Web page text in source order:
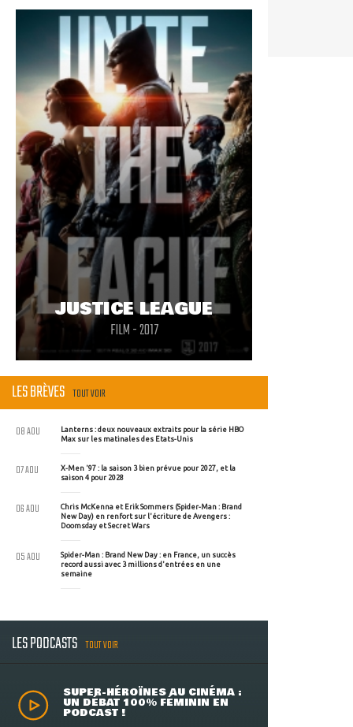
JUSTICE LEAGUE
FILM - 2017
LES BRÈVES TOUT VOIR
Lanterns : deux nouveaux extraits pour la série HBO
Max sur les matinales des Etats-Unis
08 AOU
X-Men '97 : la saison 3 bien prévue pour 2027, et la
saison 4 pour 2028
07 AOU
Chris McKenna et Erik Sommers (Spider-Man : Brand
New Day) en renfort sur l'écriture de Avengers :
Doomsday et Secret Wars
06 AOU
Spider-Man : Brand New Day : en France, un succès
record aussi avec 3 millions d'entrées en une
semaine
05 AOU
LES PODCASTS TOUT VOIR
SUPER-HÉROÏNES AU CINÉMA :
UN DÉBAT 100% FÉMININ EN
PODCAST !